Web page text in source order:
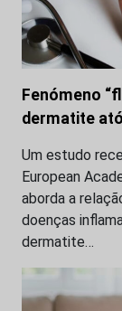
Fenómeno
dermatite
Um estudo
European
aborda a
doenças
dermatite…